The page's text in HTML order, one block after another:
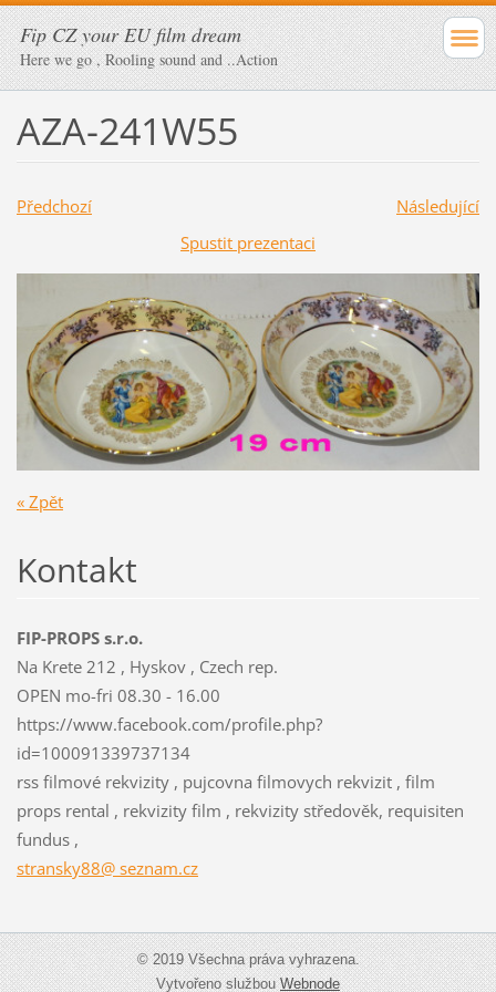
Fip CZ your EU film dream
Here we go , Rooling sound and ..Action
AZA-241W55
Předchozí
Následující
Spustit prezentaci
« Zpět
Kontakt
FIP-PROPS s.r.o.
Na Krete 212 , Hyskov , Czech rep.
OPEN mo-fri 08.30 - 16.00
https://www.facebook.com/profile.php?
id=100091339737134
rss filmové rekvizity , pujcovna filmovych rekvizit , film
props rental , rekvizity film , rekvizity středověk, requisiten
fundus ,
stransky88@ seznam.cz
© 2019 Všechna práva vyhrazena.
Vytvořeno službouWebnode